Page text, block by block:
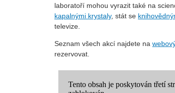
laboratoří mohou vyrazit také na
kapalnými krystaly, stát se
televize.
Seznam všech akcí najdete na
rezervovat.